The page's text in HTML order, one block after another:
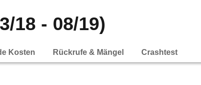
18 - 08/19)
Kosten Rückrufe & Mängel Crashtest